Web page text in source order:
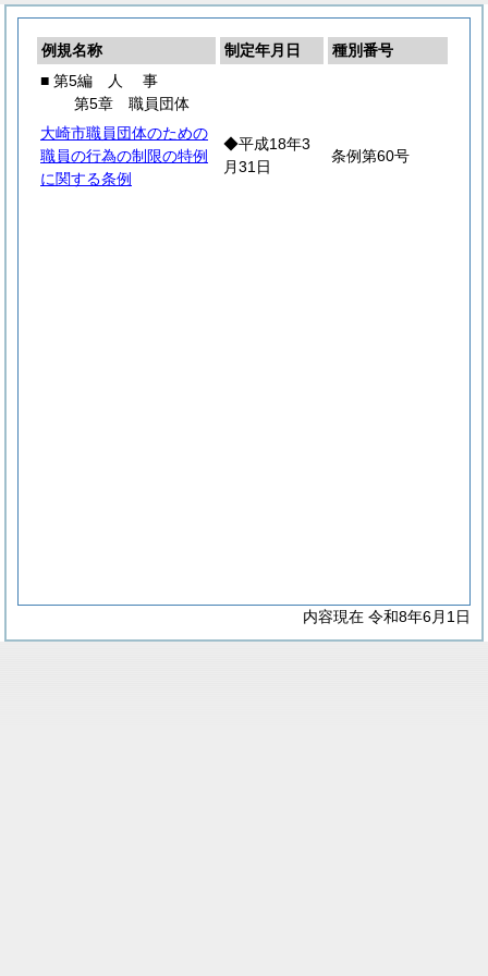
例規名称 制定年月日
種別番号
■ 第5編
人 事
第5章 職員団体
大崎市職員団体のための
職員の行為の制限の特例
に関する条例
◆平成18年3
月31日
条例第60号
内容現在 令和8年6月1日